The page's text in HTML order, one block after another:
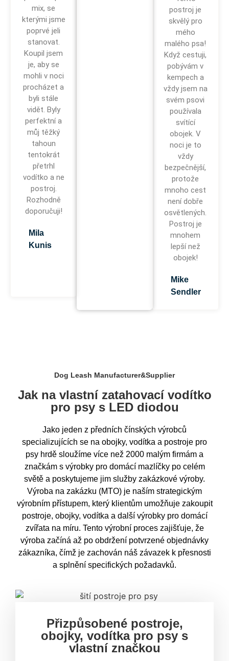
mix, se
kterými jsme
poprvé jeli
stanovat.
Koupil jsem
je, aby se
mohli v noci
procházet a
byli stále
vidět. Byly
perfektní a
můj těžký
tahoun
tentokrát
přetrhl
vodítko a ne
postroj.
Rozhodně
doporučuji!
Mila
Kunis
postroj je
skvělý pro
mého
malého psa!
Když cestuji,
pobývám v
kempech a
vždy jsem na
svém psovi
používala
svítící
obojek. V
noci je to
vždy
bezpečnější,
protože
mnoho cest
není dobře
osvětlených.
Postroj je
mnohem
lepší než
obojek!
Mike
Sendler
Dog Leash Manufacturer&Supplier
Jak na vlastní zatahovací vodítko
pro psy s LED diodou
Jako jeden z předních čínských výrobců
specializujících se na obojky, vodítka a postroje pro
psy hrdě sloužíme více než 2000 malým firmám a
značkám s výrobky pro domácí mazlíčky po celém
světě a poskytujeme jim služby zakázkové výroby.
Výroba na zakázku (MTO) je naším strategickým
výrobním přístupem, který klientům umožňuje zakoupit
postroje, obojky, vodítka a další výrobky pro domácí
zvířata na míru. Tento výrobní proces zajišťuje, že
výroba začíná až po obdržení potvrzené objednávky
zákazníka, čímž je zachován náš závazek k přesnosti
a splnění specifických požadavků.
Přizpůsobené postroje,
obojky, vodítka pro psy s
vlastní značkou